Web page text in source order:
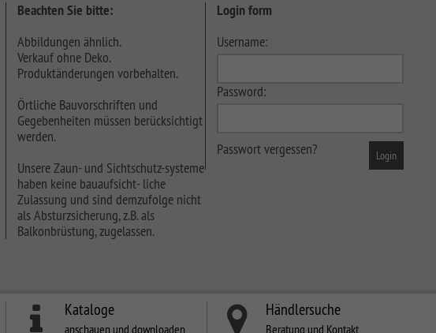
Beachten Sie bitte:
Abbildungen ähnlich.
Verkauf ohne Deko.
Produktänderungen vorbehalten.
Örtliche Bauvorschriften und
Gegebenheiten müssen berücksichtigt
werden.
Unsere Zaun- und Sichtschutz-systeme
haben keine bauaufsicht- liche
Zulassung und sind demzufolge nicht
als Absturzsicherung, z.B. als
Balkonbrüstung, zugelassen.
Login form
Username:
Password:
Passwort vergessen?
Kataloge
anschauen und downloaden
Händlersuche
Beratung und Kontakt